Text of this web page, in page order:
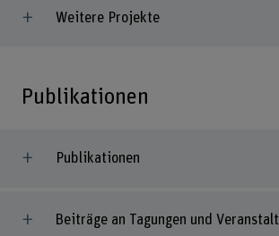
Weitere Projekte
Publikationen
Publikationen
Beiträge an Tagungen und